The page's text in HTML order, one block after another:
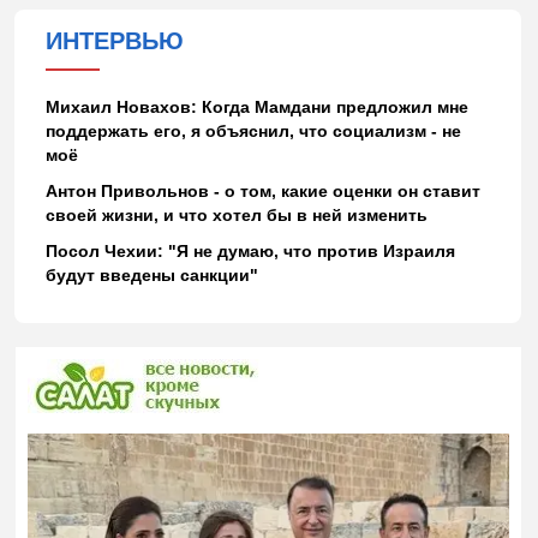
ИНТЕРВЬЮ
Михаил Новахов: Когда Мамдани предложил мне
поддержать его, я объяснил, что социализм - не
моё
Антон Привольнов - о том, какие оценки он ставит
своей жизни, и что хотел бы в ней изменить
Посол Чехии: "Я не думаю, что против Израиля
будут введены санкции"